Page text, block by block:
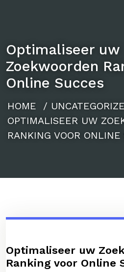
Optimaliseer uw
Zoekwoorden
Online Succes
HOME /
OPTIMALISEER UW
RANKING VOOR ONLINE
Optimaliseer uw
Ranking voor Online